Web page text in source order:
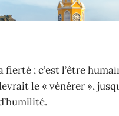
; c’est l’être
le « vénérer »,